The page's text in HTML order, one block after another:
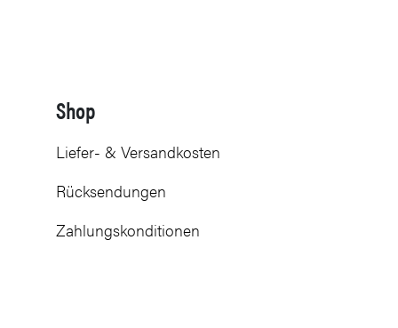
Shop
Liefer- & Versandkosten
Rücksendungen
Zahlungskonditionen